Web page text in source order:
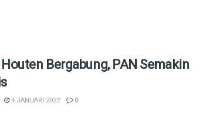
Bergabung, PAN Semakin
4 JANUARI 2022 0